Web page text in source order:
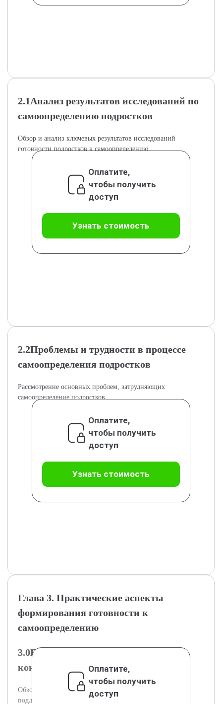
2.1Анализ результатов исследований по
самоопределению подростков
Обзор и анализ ключевых результатов исследований
готовности подростков к самоопределению.
Оплатите,
чтобы получить
доступ
Узнать стоимость
2.2Проблемы и трудности в процессе
самоопределения подростков
Рассмотрение основных проблем, затрудняющих
самоопределение подростков.
Оплатите,
чтобы получить
доступ
Узнать стоимость
Глава 3. Практические аспекты
формирования готовности к
самоопределению
3.0Психологические тренинги и
консультации для подростков
Обзор психологических тренингов и консультаций для
поддержки самоопределения подростков.
Оплатите,
чтобы получить
доступ